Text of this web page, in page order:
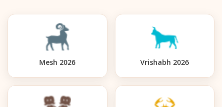
Mesh 2026 Vrishabh 2026